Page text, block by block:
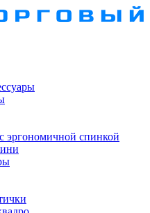
эргономичной спинкой